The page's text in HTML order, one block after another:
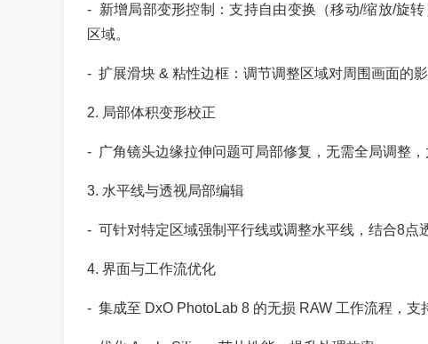
- 新增局部变形控制：支持自由变换（移动/缩放/旋
区域。
- 扩展滑块 & 粘性边框：调节调整区域对周围画面的
2. 局部体积变形校正
- 广角镜头边缘拉伸问题可局部修复，无需全局调整
3. 水平线与透视局部编辑
- 可针对特定区域强制平行线或调整水平线，结合8点
4. 界面与工作流优化
- 集成至 DxO PhotoLab 8 的无损 RAW 工作流程，支